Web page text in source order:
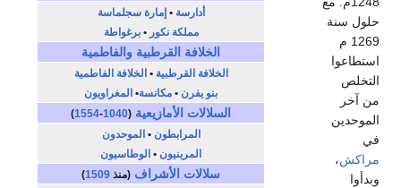
أدارسة •إمارة سجلماسة
مملكة نكور •برغواطة
الخلافة القرطبية والفاطمية
الخلافة القرطبية •الخلافة الفاطمية
بنو يفرن • مكانسة• المغراويون
السلالات الأمازيعية (
1040
-
1554
)
المرابطون •الموحدون
المرينيون • الوطاسيون
سلالات الأشراف (منذ 1509
)
حلول سنة
1269 م
استطاعوا
التخلص
من آخر
الموحدين
في
مراكش،
وبدأوا